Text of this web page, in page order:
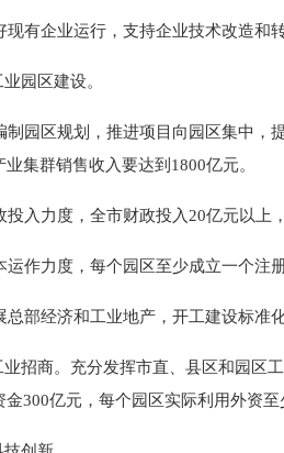
企业运行，支持企业技术改造和
园区建设。
区规划，推进项目向园区集中，提
集群销售收入要达到1800亿元。
力度，全市财政投入20亿元以上
力度，每个园区至少成立一个注
部经济和工业地产，开工建设标准
招商。充分发挥市直、县区和园区
金300亿元，每个园区实际利用外资